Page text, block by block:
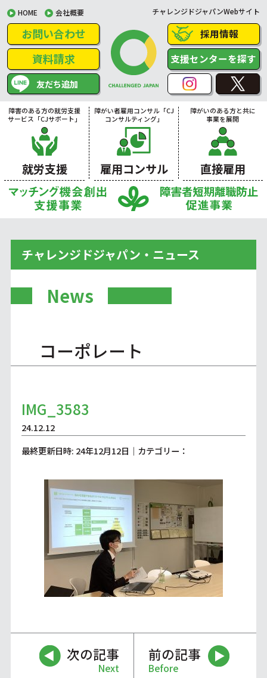
HOME 会社概要 チャレンジドジャパンWebサイト
お問い合わせ
資料請求
友だち追加
採用情報
支援センターを探す
障害のある方の就労支援
サービス「CJサポート」
就労支援
障がい者雇用コンサル「CJ
コンサルティング」
雇用コンサル
障がいのある方と共に
事業を展開
直接雇用
チャレンジドジャパン・ニュース
News
コーポレート
IMG_3583
24.12.12
最終更新日時: 24年12月12日｜カテゴリー：
次の記事
Next
前の記事
Before